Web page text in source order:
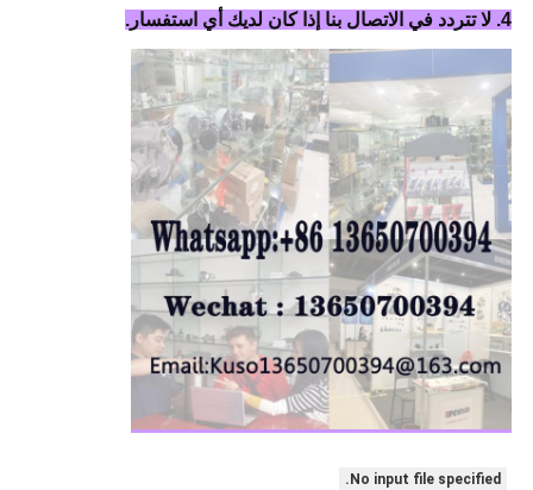
4. لا تتردد في الاتصال بنا إذا كان لديك أي استفسار.
No input file specified.